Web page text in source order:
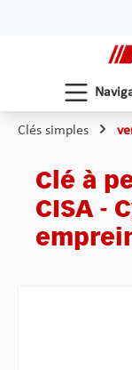
Clés simples
Clé à
CISA -
Ignorer la